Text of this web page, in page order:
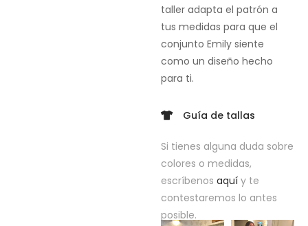
taller adapta el patrón a
tus medidas para que el
conjunto Emily siente
como un diseño hecho
para ti.
Guía de tallas
Si tienes alguna duda sobre
colores o medidas,
escríbenos aquíy te
contestaremos lo antes
posible.